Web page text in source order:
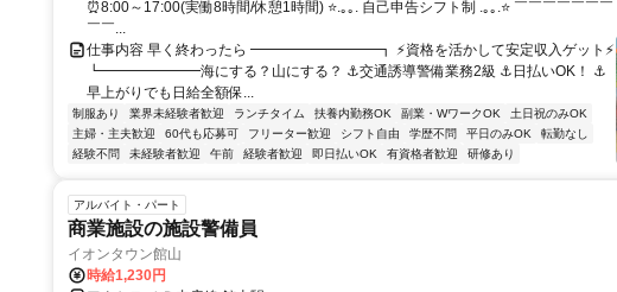
⏰8:00～17:00(実働8時間/休憩1時間) ⭐.｡｡. 自己申告シフト制 .｡｡.⭐ ￣￣￣￣￣￣￣
￣￣...
仕事内容 早く終わったら ━━━━━━━━━┓ ⚡資格を活かして安定収入ゲット⚡
┗━━━━━━━海にする？山にする？ ⚓交通誘導警備業務2級 ⚓日払いOK！ ⚓
早上がりでも日給全額保...
制服あり 業界未経験者歓迎 ランチタイム 扶養内勤務OK 副業・WワークOK
土日祝のみOK
主婦・主夫歓迎
60代も応募可 フリーター歓迎 シフト自由 学歴不問 平日のみOK
転勤なし
経験不問
未経験者歓迎 午前 経験者歓迎 即日払いOK 有資格者歓迎 研修あり
アルバイト・パート
商業施設の施設警備員
イオンタウン館山
時給1,230円